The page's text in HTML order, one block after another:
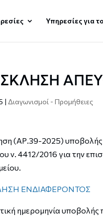
Υπηρεσίες για
| Διαγωνισμοί - Προμήθειες
(ΑΡ.39-2025) υποβολής
ν. 4412/2016 για την
ΕΝΔΙΑΦΕΡΟΝΤΟΣ
ημερομηνία